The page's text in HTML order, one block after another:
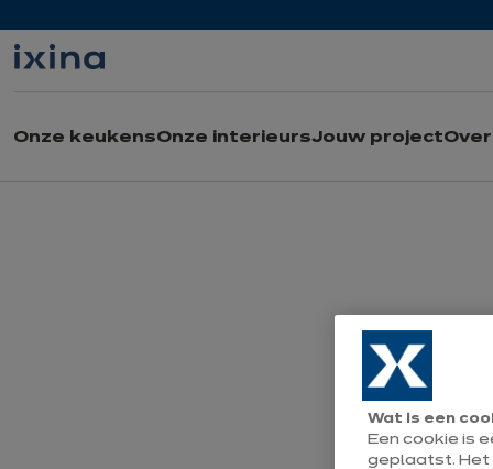
Onze keukensOnze interieursJouw project
Wat is een
Een cookie is
geplaatst. Het